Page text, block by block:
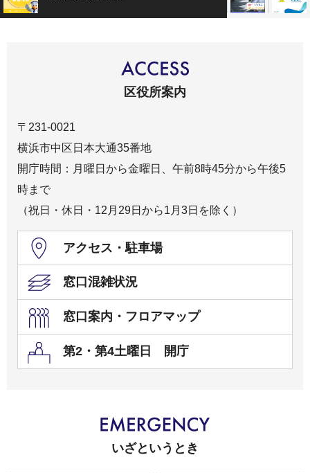
区役所案内
〒231-0021
横浜市中区日本大通35番地
開庁時間：月曜日から金曜日、午前8時45分から午後5
時まで
（祝日・休日・12月29日から1月3日を除く）
アクセス・駐車場
窓口混雑状況
窓口案内・フロアマップ
第2・第4土曜日 開庁
いざというとき